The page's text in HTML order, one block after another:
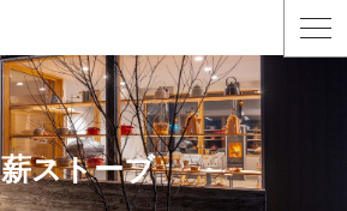
薪ストーブ